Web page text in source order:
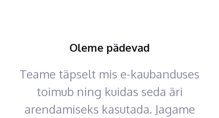
Oleme pädevad
Teame täpselt mis e-kaubanduses
toimub ning kuidas seda äri
arendamiseks kasutada. Jagame